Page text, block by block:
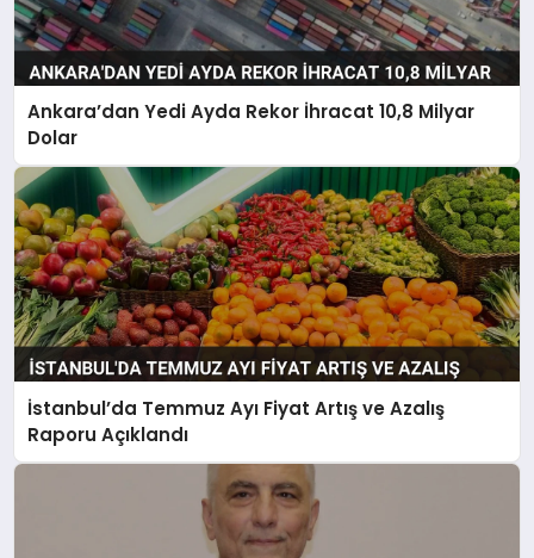
Ankara’dan Yedi Ayda Rekor İhracat 10,8 Milyar
Dolar
İstanbul’da Temmuz Ayı Fiyat Artış ve Azalış
Raporu Açıklandı